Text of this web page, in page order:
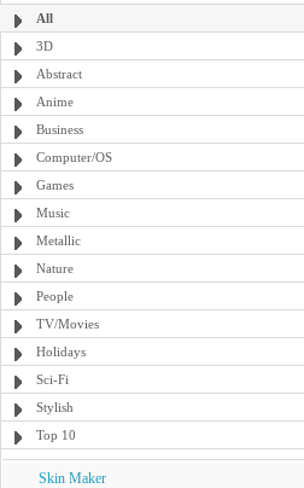
All
3D
Abstract
Anime
Business
Computer/OS
Games
Music
Metallic
Nature
People
TV/Movies
Holidays
Sci-Fi
Stylish
Top 10
Skin Maker